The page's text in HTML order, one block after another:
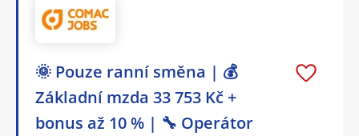
🌞 Pouze ranní směna | 💰
Základní mzda 33 753 Kč +
bonus až 10 % | 🔧 Operátor